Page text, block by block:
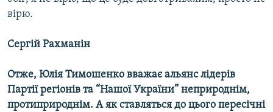
вірю.
Сергій Рахманін
Отже, Юлія Тимошенко вважає альянс лідерів
Партії регіонів та “Нашої України” неприроднім,
протиприроднім. А як ставляться до цього пересічні